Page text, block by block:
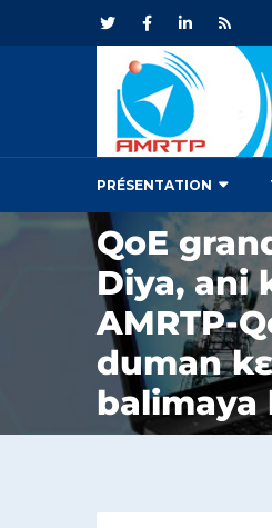
PRÉSENTATION
QoE
Diya, ani
AMRTP-
duman
balimaya